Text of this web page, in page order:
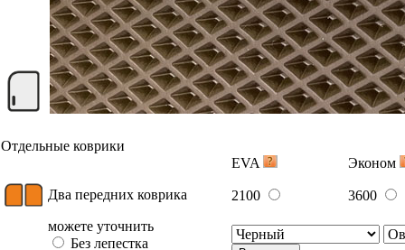
Отдельные коврики
EVA
Эконом
Два передних коврика 2100
3600
можете уточнить
Без лепестка